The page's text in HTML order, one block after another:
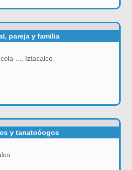
pareja y familia
..., Iztacalco
y tanatoóogos